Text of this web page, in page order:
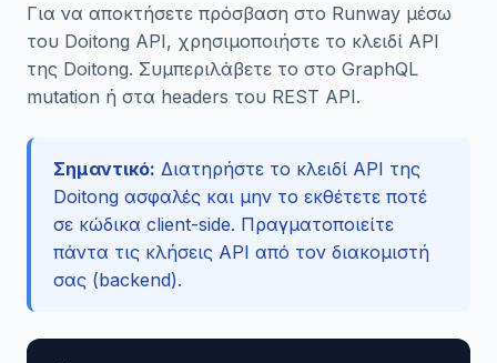
Για να αποκτήσετε πρόσβαση στο Runway μέσω
του Doitong API, χρησιμοποιήστε το κλειδί API
της Doitong. Συμπεριλάβετε το στο GraphQL
mutation ή στα headers του REST API.
Σημαντικό: Διατηρήστε το κλειδί API της
Doitong ασφαλές και μην το εκθέτετε ποτέ
σε κώδικα client-side. Πραγματοποιείτε
πάντα τις κλήσεις API από τον διακομιστή
σας (backend).